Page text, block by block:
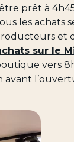
prêt à
les achats
et
sur le
vers
avant